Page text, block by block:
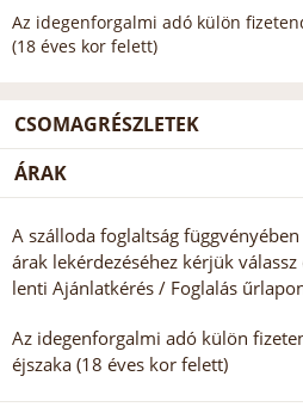
Az idegenforgalmi adó külön
(18 éves kor felett)
CSOMAGRÉSZLETEK
ÁRAK
A szálloda foglaltság
árak lekérdezéséhez kérjük
lenti Ajánlatkérés / Foglalás
Az idegenforgalmi adó külön
éjszaka (18 éves kor felett)